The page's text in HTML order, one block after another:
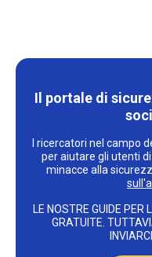
Il portale di
I ricercatori nel campo
per aiutare gli utenti
minacce alla
LE NOSTRE GUIDE PER
GRATUITE.